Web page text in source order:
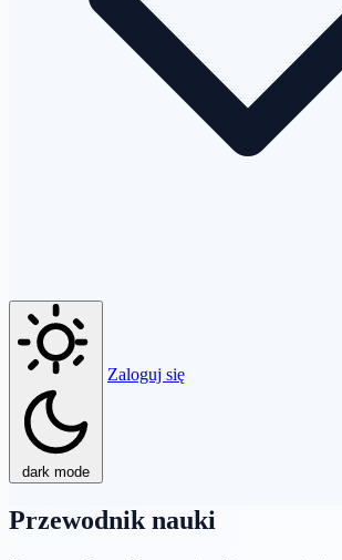
dark mode
Zaloguj się
Przewodnik nauki